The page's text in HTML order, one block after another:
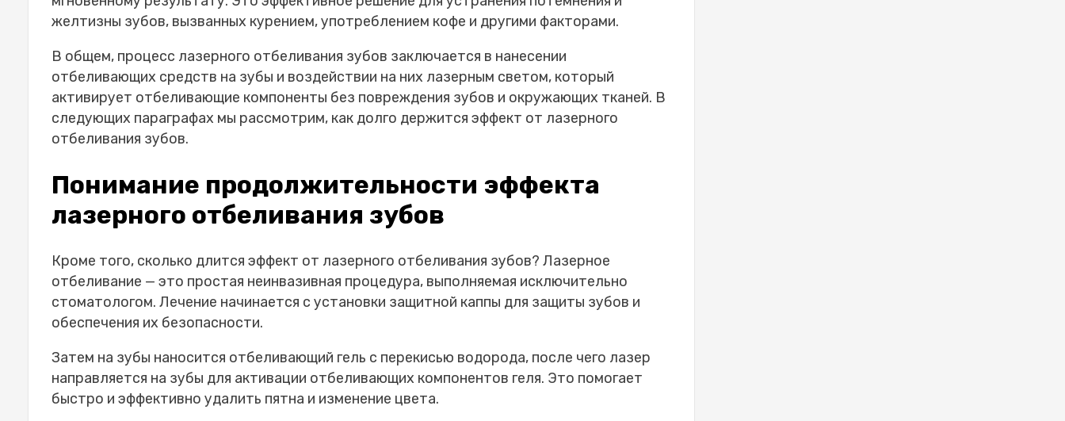
Средняя продолжительность: чего ожидать после лазерного отбеливания зубов
Индивидуальные особенности: как личные привычки влияют на длительность
эффекта отбеливания
Избегайте продуктов и напитков, вызывающих окрашивание зубов. К таким
относятся:
Откажитесь от курения после лазерного отбеливания зубов.
Воздерживайтесь от факторов, вызывающих появление пятен.
Не пейте слишком холодные или горячие напитки.
Пейте много жидкости.
Сравнение отбеливания в клинике и дома: особенности длительности эффекта
Уход после отбеливания: важные рекомендации для длительного эффекта
Будьте готовы к чувствительности зубов
Отбеливание не сохраняется навсегда
Индивидуальный размер кап для отбеливания
Избегайте контакта геля с мягкими тканями
Результаты варьируются у разных людей
Нельзя злоупотреблять отбеливающим гелем!
желтизны зубов, вызванных курением, употреблением кофе и другими факторами.
В общем, процесс лазерного отбеливания зубов заключается в нанесении
отбеливающих средств на зубы и воздействии на них лазерным светом, который
активирует отбеливающие компоненты без повреждения зубов и окружающих тканей. В
следующих параграфах мы рассмотрим, как долго держится эффект от лазерного
отбеливания зубов.
Понимание продолжительности эффекта
лазерного отбеливания зубов
Кроме того, сколько длится эффект от лазерного отбеливания зубов? Лазерное
отбеливание — это простая неинвазивная процедура, выполняемая исключительно
стоматологом. Лечение начинается с установки защитной каппы для защиты зубов и
обеспечения их безопасности.
Затем на зубы наносится отбеливающий гель с перекисью водорода, после чего лазер
направляется на зубы для активации отбеливающих компонентов геля. Это помогает
быстро и эффективно удалить пятна и изменение цвета.